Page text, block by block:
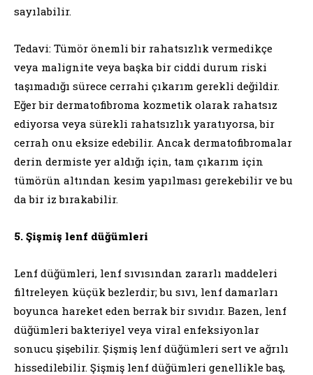
sayılabilir.
Tedavi: Tümör önemli bir rahatsızlık vermedikçe
veya malignite veya başka bir ciddi durum riski
taşımadığı sürece cerrahi çıkarım gerekli değildir.
Eğer bir dermatofibroma kozmetik olarak rahatsız
ediyorsa veya sürekli rahatsızlık yaratıyorsa, bir
cerrah onu eksize edebilir. Ancak dermatofibromalar
derin dermiste yer aldığı için, tam çıkarım için
tümörün altından kesim yapılması gerekebilir ve bu
da bir iz bırakabilir.
5. Şişmiş lenf düğümleri
Lenf düğümleri, lenf sıvısından zararlı maddeleri
filtreleyen küçük bezlerdir; bu sıvı, lenf damarları
boyunca hareket eden berrak bir sıvıdır. Bazen, lenf
düğümleri bakteriyel veya viral enfeksiyonlar
sonucu şişebilir. Şişmiş lenf düğümleri sert ve ağrılı
hissedilebilir. Şişmiş lenf düğümleri genellikle baş,